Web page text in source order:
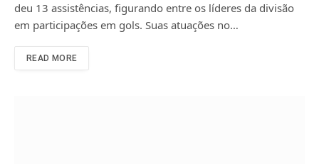
deu 13 assistências, figurando entre os líderes da divisão
em participações em gols. Suas atuações no…
READ MORE